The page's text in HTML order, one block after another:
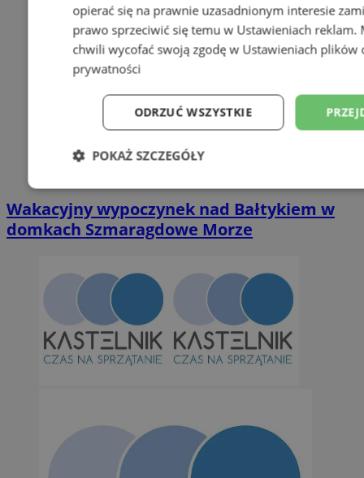
Wakacyjny wypoczynek nad Bałtykiem w
domkach Szmaragdowe Morze
opierać się na prawnie uzasadnionym interesie
prawo sprzeciwić się temu w Ustawieniach reklam.
chwili wycofać swoją zgodę w Ustawieniach plików
prywatności
ODRZUĆ WSZYSTKIE
POKAŻ SZCZEGÓŁY
Niezbędne Wydajność
Niezbędne Targetowanie
można prawidłowo korzystać ze strony internetowej.